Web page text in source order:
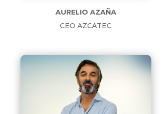
AURELIO AZAÑA
CEO AZCATEC